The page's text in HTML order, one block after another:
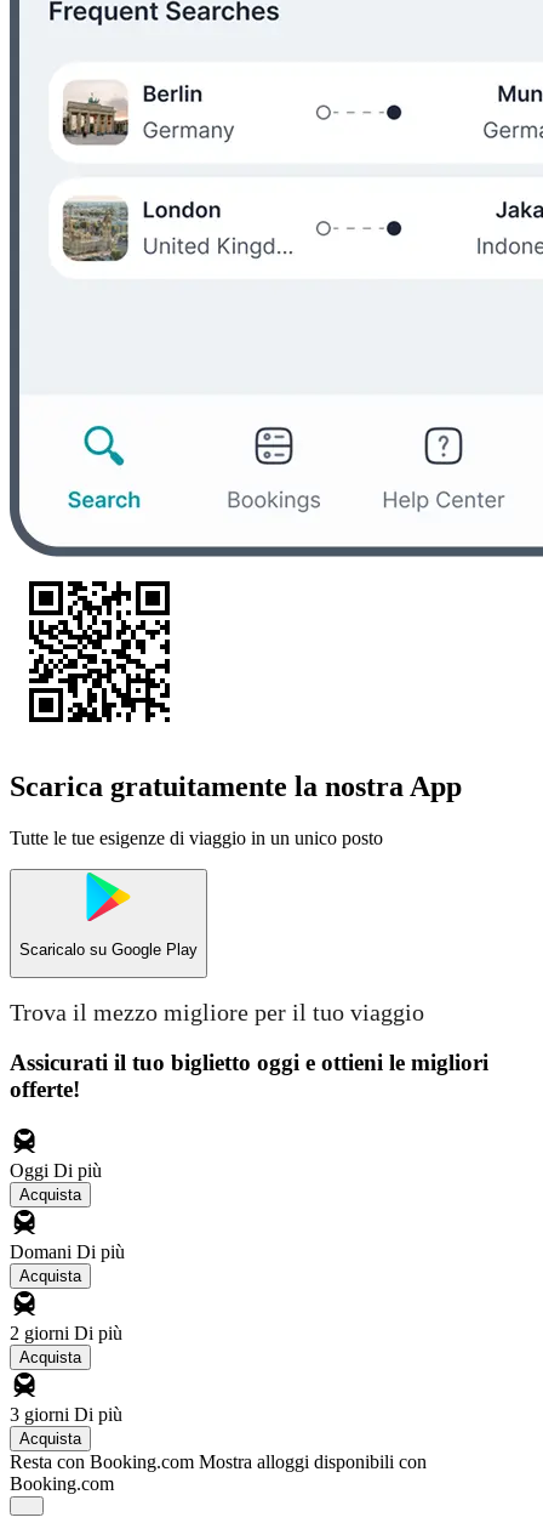
Scarica gratuitamente la nostra App
Tutte le tue esigenze di viaggio in un unico posto
Scaricalo su Google Play
Trova il mezzo migliore per il tuo viaggio
Assicurati il ​​tuo biglietto oggi e ottieni le migliori
offerte!
Oggi Di più
Acquista
Domani Di più
Acquista
2 giorni Di più
Acquista
3 giorni Di più
Acquista
Resta con Booking.com Mostra alloggi disponibili con
Booking.com